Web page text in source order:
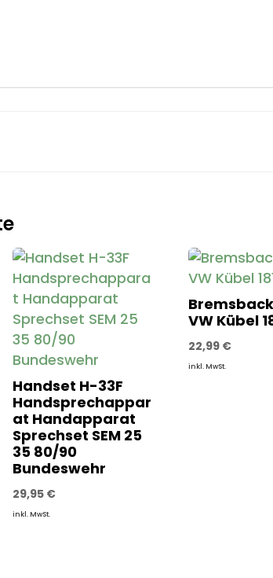
Handset H-33F
Handsprechappar
at Handapparat
Sprechset SEM 25
35 80/90
Bundeswehr
29,95 €
inkl. MwSt.
VW Kübel
22,99 €
inkl. MwSt.